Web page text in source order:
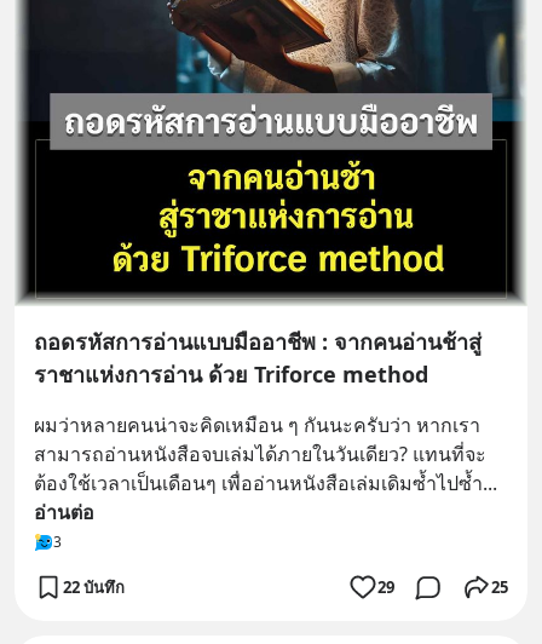
ถอดรหัสการอ่านแบบมืออาชีพ : จากคนอ่านช้าสู่
ราชาแห่งการอ่าน ด้วย Triforce method
ผมว่าหลายคนน่าจะคิดเหมือน ๆ กันนะครับว่า หากเรา
สามารถอ่านหนังสือจบเล่มได้ภายในวันเดียว? แทนที่จะ
ต้องใช้เวลาเป็นเดือนๆ เพื่ออ่านหนังสือเล่มเดิมซ้ำไปซ้ำ
อ่านต่อ
3
22 บันทึก 29 25